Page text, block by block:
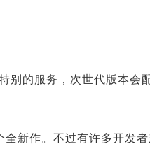
的服务，次世代版本会
新作。不过有许多开发